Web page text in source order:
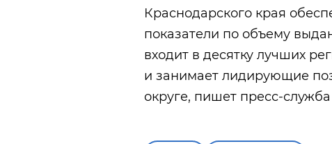
Краснодарского края
показатели по объему
входит в десятку лучших
и занимает лидирующие
округе, пишет пресс-